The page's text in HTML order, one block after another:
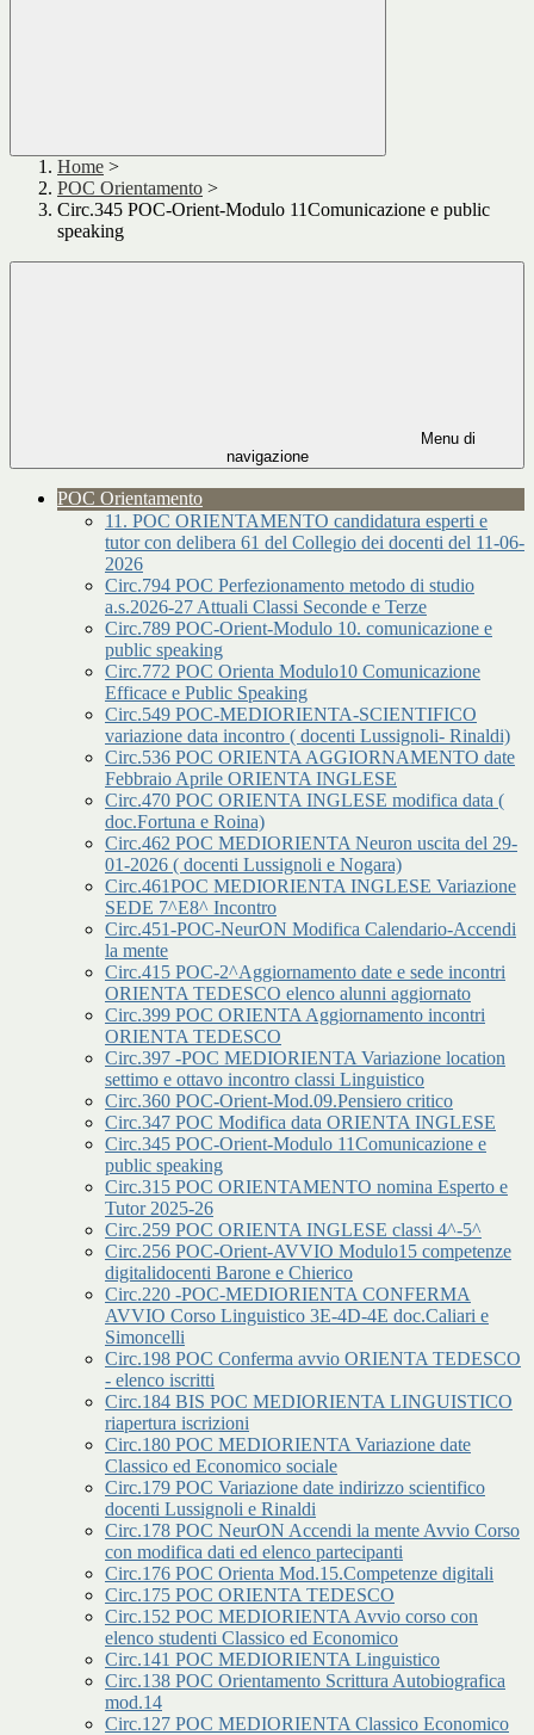
Home >
POC Orientamento >
Circ.345 POC-Orient-Modulo 11Comunicazione e public
speaking
Menu di
navigazione
POC Orientamento
11. POC ORIENTAMENTO candidatura esperti e
tutor con delibera 61 del Collegio dei docenti del 11-06-
2026
Circ.794 POC Perfezionamento metodo di studio
a.s.2026-27 Attuali Classi Seconde e Terze
Circ.789 POC-Orient-Modulo 10. comunicazione e
public speaking
Circ.772 POC Orienta Modulo10 Comunicazione
Efficace e Public Speaking
Circ.549 POC-MEDIORIENTA-SCIENTIFICO
variazione data incontro ( docenti Lussignoli- Rinaldi)
Circ.536 POC ORIENTA AGGIORNAMENTO date
Febbraio Aprile ORIENTA INGLESE
Circ.470 POC ORIENTA INGLESE modifica data (
doc.Fortuna e Roina)
Circ.462 POC MEDIORIENTA Neuron uscita del 29-
01-2026 ( docenti Lussignoli e Nogara)
Circ.461POC MEDIORIENTA INGLESE Variazione
SEDE 7^E8^ Incontro
Circ.451-POC-NeurON Modifica Calendario-Accendi
la mente
Circ.415 POC-2^Aggiornamento date e sede incontri
ORIENTA TEDESCO elenco alunni aggiornato
Circ.399 POC ORIENTA Aggiornamento incontri
ORIENTA TEDESCO
Circ.397 -POC MEDIORIENTA Variazione location
settimo e ottavo incontro classi Linguistico
Circ.360 POC-Orient-Mod.09.Pensiero critico
Circ.347 POC Modifica data ORIENTA INGLESE
Circ.345 POC-Orient-Modulo 11Comunicazione e
public speaking
Circ.315 POC ORIENTAMENTO nomina Esperto e
Tutor 2025-26
Circ.259 POC ORIENTA INGLESE classi 4^-5^
Circ.256 POC-Orient-AVVIO Modulo15 competenze
digitalidocenti Barone e Chierico
Circ.220 -POC-MEDIORIENTA CONFERMA
AVVIO Corso Linguistico 3E-4D-4E doc.Caliari e
Simoncelli
Circ.198 POC Conferma avvio ORIENTA TEDESCO
- elenco iscritti
Circ.184 BIS POC MEDIORIENTA LINGUISTICO
riapertura iscrizioni
Circ.180 POC MEDIORIENTA Variazione date
Classico ed Economico sociale
Circ.179 POC Variazione date indirizzo scientifico
docenti Lussignoli e Rinaldi
Circ.178 POC NeurON Accendi la mente Avvio Corso
con modifica dati ed elenco partecipanti
Circ.176 POC Orienta Mod.15.Competenze digitali
Circ.175 POC ORIENTA TEDESCO
Circ.152 POC MEDIORIENTA Avvio corso con
elenco studenti Classico ed Economico
Circ.141 POC MEDIORIENTA Linguistico
Circ.138 POC Orientamento Scrittura Autobiografica
mod.14
Circ.127 POC MEDIORIENTA Classico Economico